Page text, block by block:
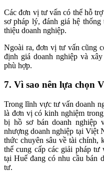
Các đơn vị tư vấn có thể hỗ
sơ pháp lý, đánh giá hệ
thiệu doanh nghiệp.
Ngoài ra, đơn vị tư vấn cũng
định giá doanh nghiệp và
phù hợp.
7. Vì sao nên lựa chọn
Trong lĩnh vực tư vấn doanh
là đơn vị có kinh nghiệm
bị hồ sơ bán doanh nghiệp
nhượng doanh nghiệp tại Việt
thức chuyên sâu về tài chính,
thể cung cấp các giải pháp tư
tại Huế đang có nhu cầu bán
tư.